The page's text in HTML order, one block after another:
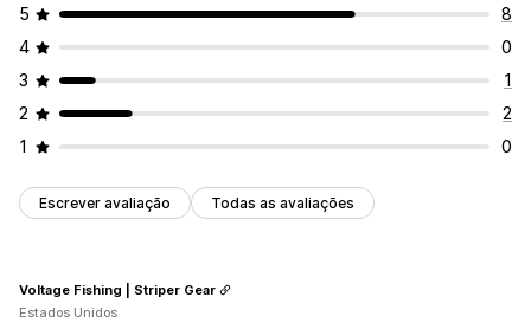
5
8
4
0
3
1
2
2
1
0
Escrever avaliação Todas as avaliações
Voltage Fishing | Striper Gear
Estados Unidos